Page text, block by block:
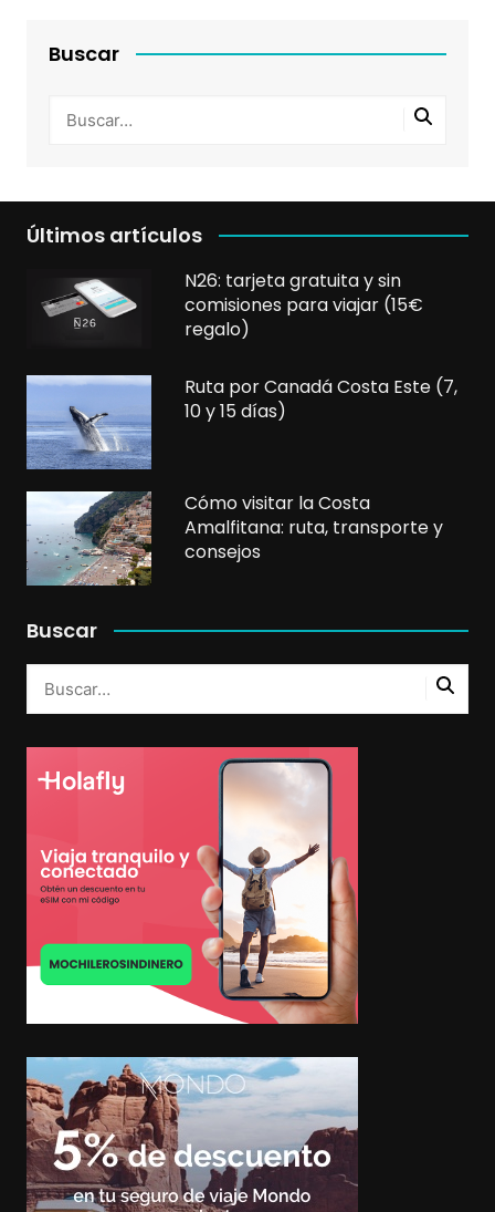
Buscar
Últimos artículos
N26: tarjeta gratuita y sin
comisiones para viajar (15€
regalo)
Ruta por Canadá Costa Este (7,
10 y 15 días)
Cómo visitar la Costa
Amalfitana: ruta, transporte y
consejos
Buscar